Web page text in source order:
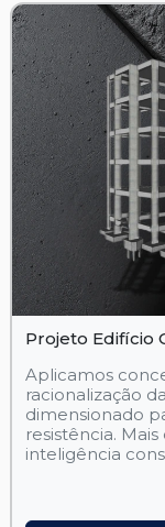
Projeto Edifício
Aplicamos
racionalização
dimensionado
resistência.
inteligência